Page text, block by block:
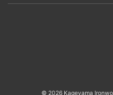
© 2026 Kageyama